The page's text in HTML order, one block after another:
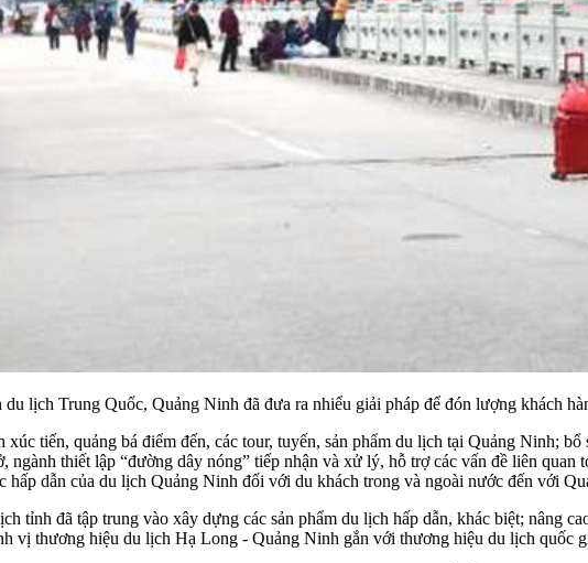
lịch Trung Quốc, Quảng Ninh đã đưa ra nhiểu giải pháp để đón lượng khách
tiến, quảng bá điểm đến, các tour, tuyến, sản phẩm du lịch tại Quảng Ninh;
ngành thiết lập “đường dây nóng” tiếp nhận và xử lý, hỗ trợ các vấn đề liên
hấp dẫn của du lịch Quảng Ninh đối với du khách trong và ngoài nước đến với
tỉnh đã tập trung vào xây dựng các sản phẩm du lịch hấp dẫn, khác biệt; nâng
vị thương hiệu du lịch Hạ Long - Quảng Ninh gắn với thương hiệu du lịch quốc